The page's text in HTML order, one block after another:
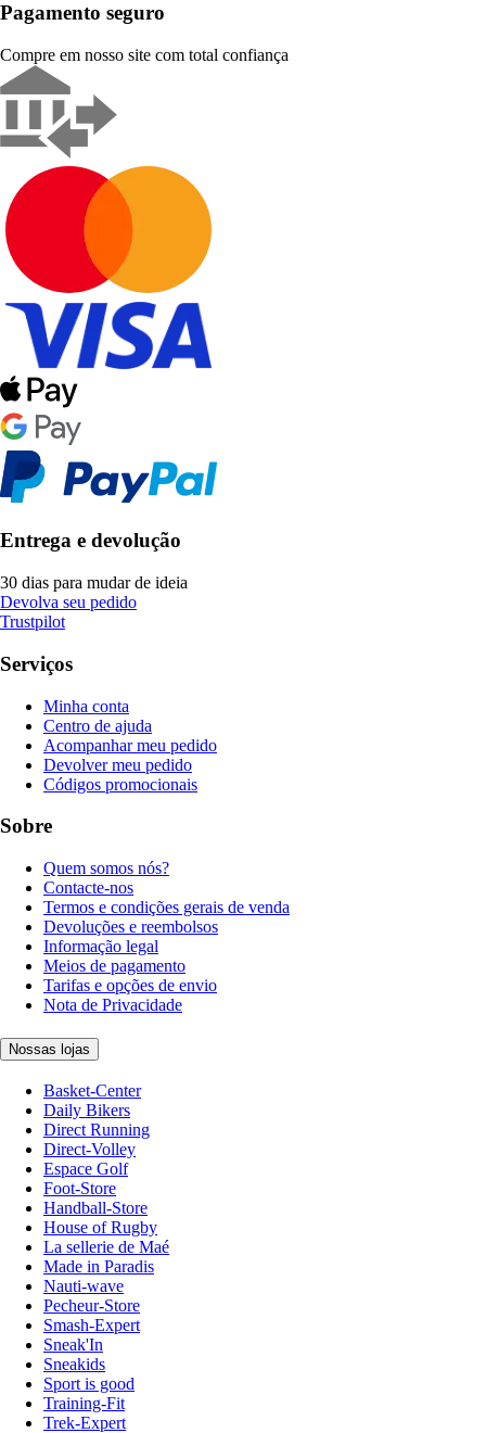
Pagamento seguro
Compre em nosso site com total confiança
Entrega e devolução
30 dias para mudar de ideia
Devolva seu pedido
Trustpilot
Serviços
Minha conta
Centro de ajuda
Acompanhar meu pedido
Devolver meu pedido
Códigos promocionais
Sobre
Quem somos nós?
Contacte-nos
Termos e condições gerais de venda
Devoluções e reembolsos
Informação legal
Meios de pagamento
Tarifas e opções de envio
Nota de Privacidade
Nossas lojas
Basket-Center
Daily Bikers
Direct Running
Direct-Volley
Espace Golf
Foot-Store
Handball-Store
House of Rugby
La sellerie de Maé
Made in Paradis
Nauti-wave
Pecheur-Store
Smash-Expert
Sneak'In
Sneakids
Sport is good
Training-Fit
Trek-Expert